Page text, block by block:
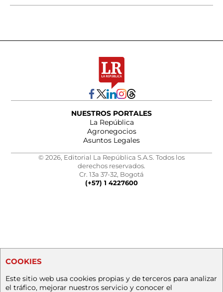
NUESTROS PORTALES
La República
Agronegocios
Asuntos Legales
© 2026, Editorial La República S.A.S. Todos los
derechos reservados.
Cr. 13a 37-32, Bogotá
(+57) 1 4227600
COOKIES
Este sitio web usa cookies propias y de terceros para analizar
el tráfico, mejorar nuestros servicio y conocer el